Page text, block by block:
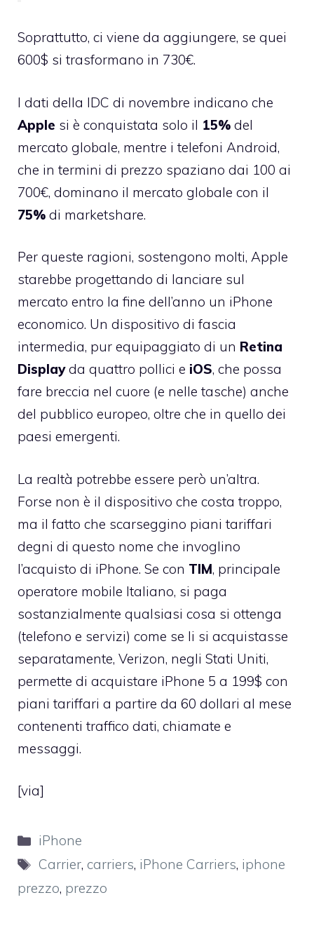
Soprattutto, ci viene da aggiungere, se quei
600$ si trasformano in 730€.
I dati della IDC di novembre indicano che
Apple si è conquistata solo il 15% del
mercato globale, mentre i telefoni Android,
che in termini di prezzo spaziano dai 100 ai
700€, dominano il mercato globale con il
75% di marketshare.
Per queste ragioni, sostengono molti, Apple
starebbe progettando di lanciare sul
mercato entro la fine dell’anno un iPhone
economico. Un dispositivo di fascia
intermedia, pur equipaggiato di un Retina
Displayda quattro pollici e iOS, che possa
fare breccia nel cuore (e nelle tasche) anche
del pubblico europeo, oltre che in quello dei
paesi emergenti.
La realtà potrebbe essere però un’altra.
Forse non è il dispositivo che costa troppo,
ma il fatto che scarseggino piani tariffari
degni di questo nome che invoglino
l’acquisto di iPhone. Se con TIM, principale
operatore mobile Italiano, si paga
sostanzialmente qualsiasi cosa si ottenga
(telefono e servizi) come se li si acquistasse
separatamente, Verizon, negli Stati Uniti,
permette di acquistare iPhone 5 a 199$ con
piani tariffari a partire da 60 dollari al mese
contenenti traffico dati, chiamate e
messaggi.
[via]
Categorie
iPhone
Tag
Carrier, carriers, iPhone Carriers, iphone
prezzo, prezzo